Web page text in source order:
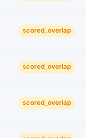
scored_overlap
scored_overlap
scored_overlap